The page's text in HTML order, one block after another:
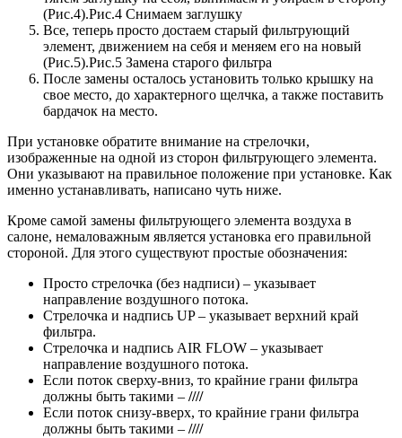
(Рис.4).Рис.4 Снимаем заглушку
Все, теперь просто достаем старый фильтрующий
элемент, движением на себя и меняем его на новый
(Рис.5).Рис.5 Замена старого фильтра
После замены осталось установить только крышку на
свое место, до характерного щелчка, а также поставить
бардачок на место.
При установке обратите внимание на стрелочки,
изображенные на одной из сторон фильтрующего элемента.
Они указывают на правильное положение при установке. Как
именно устанавливать, написано чуть ниже.
Кроме самой замены фильтрующего элемента воздуха в
салоне, немаловажным является установка его правильной
стороной. Для этого существуют простые обозначения:
Просто стрелочка (без надписи) – указывает
направление воздушного потока.
Стрелочка и надпись UP – указывает верхний край
фильтра.
Стрелочка и надпись AIR FLOW – указывает
направление воздушного потока.
Если поток сверху-вниз, то крайние грани фильтра
должны быть такими – ////
Если поток снизу-вверх, то крайние грани фильтра
должны быть такими – ////